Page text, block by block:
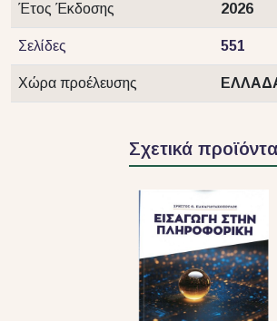
Έτος Έκδοσης 2026
Σελίδες 551
Χώρα προέλευσης
Σχετικά προϊόντα